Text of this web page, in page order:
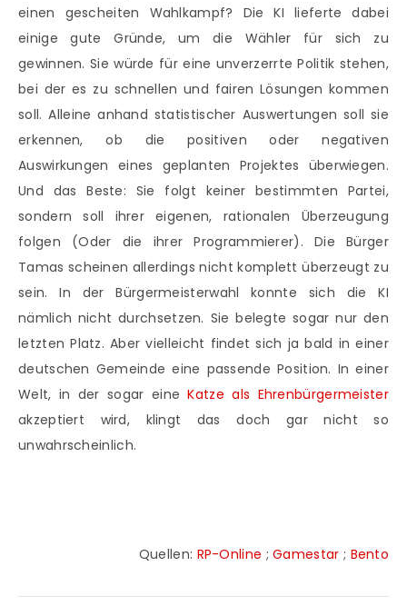
einen gescheiten Wahlkampf? Die KI lieferte dabei
einige gute Gründe, um die Wähler für sich zu
gewinnen. Sie würde für eine unverzerrte Politik stehen,
bei der es zu schnellen und fairen Lösungen kommen
soll. Alleine anhand statistischer Auswertungen soll sie
erkennen, ob die positiven oder negativen
Auswirkungen eines geplanten Projektes überwiegen.
Und das Beste: Sie folgt keiner bestimmten Partei,
sondern soll ihrer eigenen, rationalen Überzeugung
folgen (Oder die ihrer Programmierer). Die Bürger
Tamas scheinen allerdings nicht komplett überzeugt zu
sein. In der Bürgermeisterwahl konnte sich die KI
nämlich nicht durchsetzen. Sie belegte sogar nur den
letzten Platz. Aber vielleicht findet sich ja bald in einer
deutschen Gemeinde eine passende Position. In einer
Welt, in der sogar eineKatze als Ehrenbürgermeister
akzeptiert wird, klingt das doch gar nicht so
unwahrscheinlich.
Quellen: RP-Online ;Gamestar ; Bento